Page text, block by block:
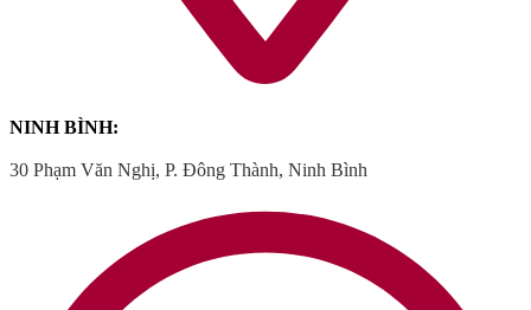
NINH BÌNH:
30 Phạm Văn Nghị, P. Đông Thành, Ninh Bình